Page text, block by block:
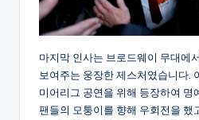
마지막 인사는 브로드웨이 무대에
보여주는 웅장한 제스처였습니다.
미어리그 공연을 위해 등장하여 명
팬들의 모퉁이를 향해 우회전을 했